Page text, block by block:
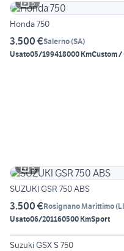
5
Honda 750
3.500 €Salerno(SA)
Usato05/199418000 KmCustom /
5
SUZUKI GSR 750 ABS
3.500 €Rosignano Marittimo(LI
Usato06/201160500 KmSport
3
Suzuki GSX S 750